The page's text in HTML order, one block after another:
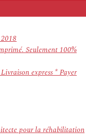
Seulement 100%
express * Payer
pour la réhabilitation